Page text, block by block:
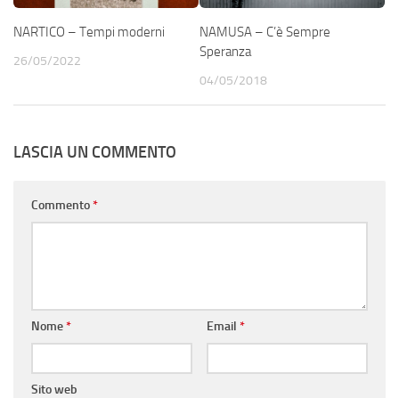
NARTICO – Tempi moderni
26/05/2022
NAMUSA – C’è Sempre
Speranza
04/05/2018
LASCIA UN COMMENTO
Commento*
Nome* Email *
Sito web